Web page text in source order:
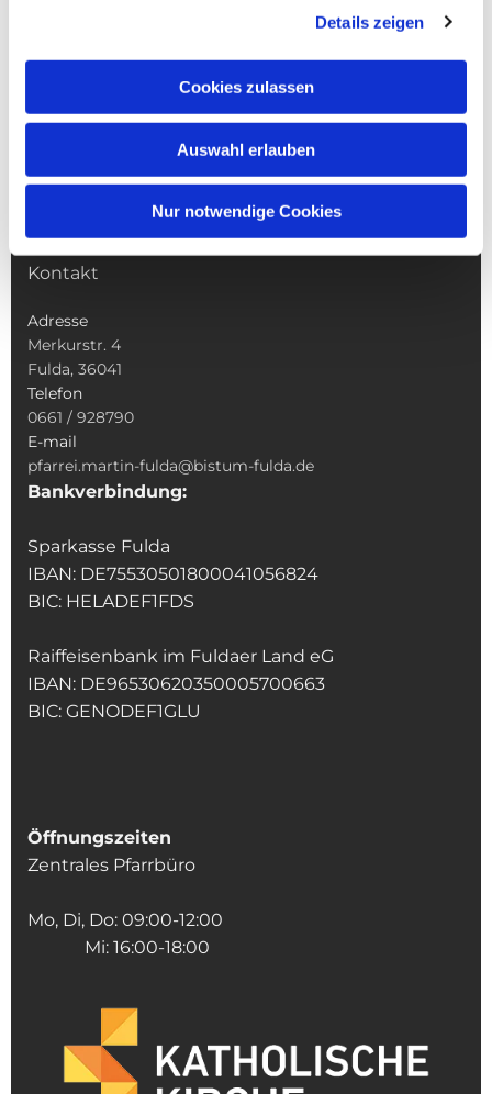
Details zeigen
Cookies zulassen
Auswahl erlauben
Nur notwendige Cookies
Gottesdienste
Veranstaltungen & Angebote
Kindertagesstätte St. Andreas
Kontakt
Adresse
Merkurstr. 4
Fulda, 36041
Telefon
0661 / 928790
E-mail
pfarrei.martin-fulda@bistum-fulda.de
Bankverbindung:
Sparkasse Fulda
IBAN: DE75530501800041056824
BIC: HELADEF1FDS
Raiffeisenbank im Fuldaer Land eG
IBAN: DE96530620350005700663
BIC: GENODEF1GLU
Öffnungszeiten
Zentrales Pfarrbüro
Mo, Di, Do: 09:00-12:00
Mi: 16:00-18:00